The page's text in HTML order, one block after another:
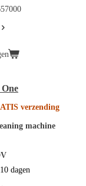
verzending
machine
dagen